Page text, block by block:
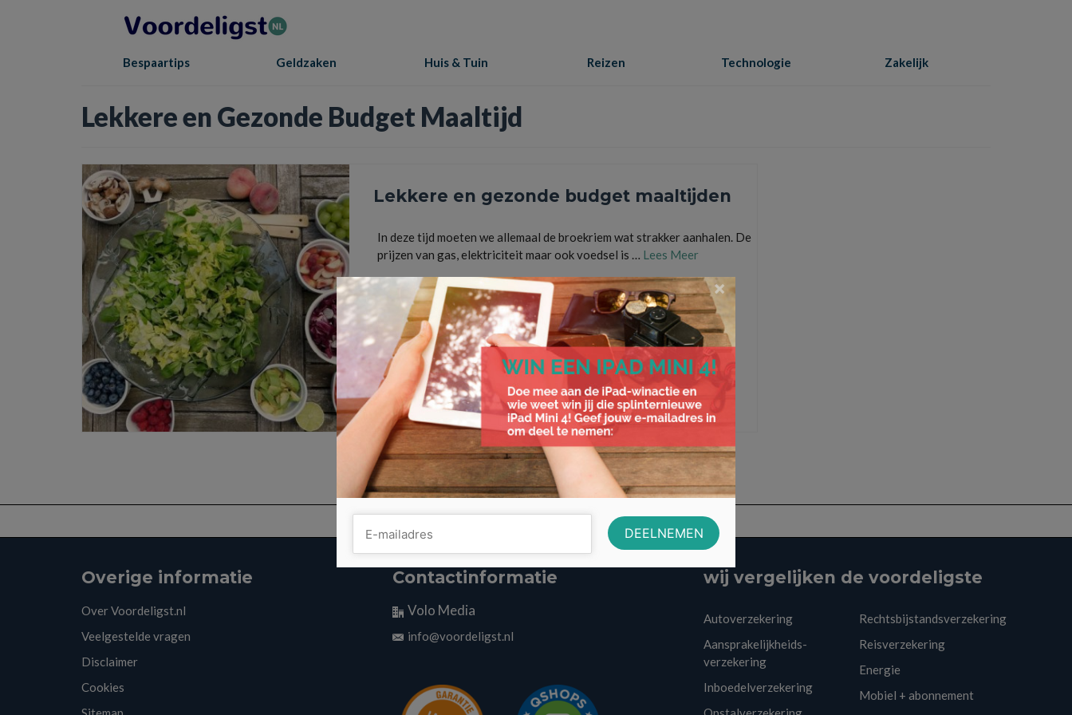
Bespaartips Geldzaken Huis & Tuin Reizen Technologie Zakelijk
Lekkere en Gezonde Budget Maaltijd
Lekkere en gezonde budget maaltijden
In deze tijd moeten we allemaal de broekriem wat strakker aanhalen. De
prijzen van gas, elektriciteit maar ook voedsel is … Lees Meer
aanbieding De prijzen van het gas en elektriciteit maar ook voedsel zijn gestegen,Lekkere en
Gezonde Budget Maaltijd,maaltijd halen of laten bezorgen is niet goedkoop,schorten bedrukken
Overige informatie
Over Voordeligst.nl
Veelgestelde vragen
Disclaimer
Cookies
Contactinformatie
Volo Media
info@voordeligst.nl
wij vergelijken de voordeligste
Autoverzekering
Aansprakelijkheids-
verzekering
Inboedelverzekering
Rechtsbijstandsverzekering
Reisverzekering
Energie
Mobiel + abonnement
×